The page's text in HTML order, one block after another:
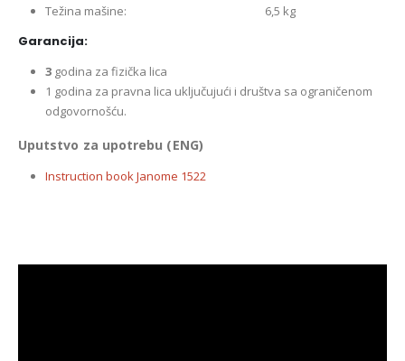
Težina mašine: 6,5 kg
Garancija:
3godina za fizička lica
1 godina za pravna lica uključujući i društva sa ograničenom
odgovornošću.
Uputstvo za upotrebu (ENG)
Instruction book Janome 1522